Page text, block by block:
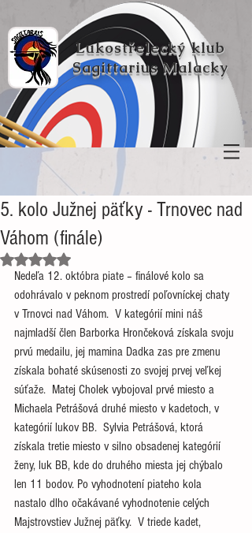
Lukostřelecký klub
Sagittarius Malacky
5. kolo Južnej päťky - Trnovec nad
Váhom (finále)
Hodnoceno NaN z 5 hvězdiček.
Nedeľa 12. októbra piate – finálové kolo sa
odohrávalo v peknom prostredí poľovníckej chaty
v Trnovci nad Váhom.  V kategórií mini náš
najmladší člen Barborka Hrončeková získala svoju
prvú medailu, jej mamina Dadka zas pre zmenu
získala bohaté skúsenosti zo svojej prvej veľkej
súťaže.  Matej Cholek vybojoval prvé miesto a
Michaela Petrášová druhé miesto v kadetoch, v
kategórií lukov BB.  Sylvia Petrášová, ktorá
získala tretie miesto v silno obsadenej kategórií
ženy, luk BB, kde do druhého miesta jej chýbalo
len 11 bodov. Po vyhodnotení piateho kola
nastalo dlho očakávané vyhodnotenie celých
Majstrovstiev Južnej päťky.  V triede kadet,